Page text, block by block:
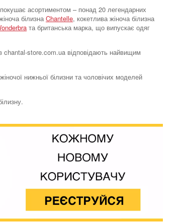
асортиментом – понад 20 легендарних
білизнаChantelle, кокетлива жіноча білизна
та британська марка, що випускає одяг
chantal-store.com.ua відповідають найвищим
нижньої білизни та чоловічих моделей